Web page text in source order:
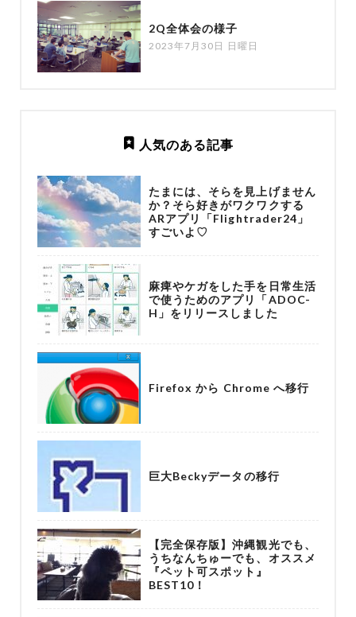
2Q全体会の様子
2023年7月30日 日曜日
人気のある記事
たまには、そらを見上げません
か？そら好きがワクワクする
ARアプリ「Flightrader24」
すごいよ♡
麻痺やケガをした手を日常生活
で使うためのアプリ「ADOC-
H」をリリースしました
Firefox から Chrome へ移行
巨大Beckyデータの移行
【完全保存版】沖縄観光でも、
うちなんちゅーでも、オススメ
『ペット可スポット』
BEST10！